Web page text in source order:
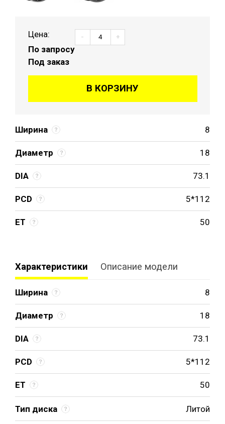
Ширина 8
Диаметр 18
DIA 73.1
PCD 5*112
ET 50
Цена:
По запросу
Под заказ
- +
В КОРЗИНУ
Характеристики Описание модели
Ширина 8
Диаметр 18
DIA 73.1
PCD 5*112
ET 50
Тип диска Литой